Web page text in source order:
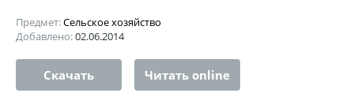
Предмет:Сельское хозяйство
Добавлено:02.06.2014
Скачать Читать online